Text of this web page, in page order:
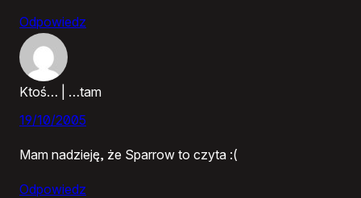
Odpowiedz
Ktoś… | …tam
19/10/2005
Mam nadzieję, że Sparrow to czyta :(
Odpowiedz